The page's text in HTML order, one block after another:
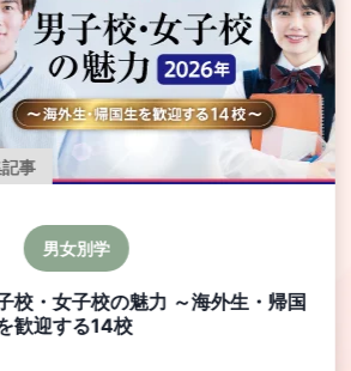
事
寮のある学校
ある学校 Special